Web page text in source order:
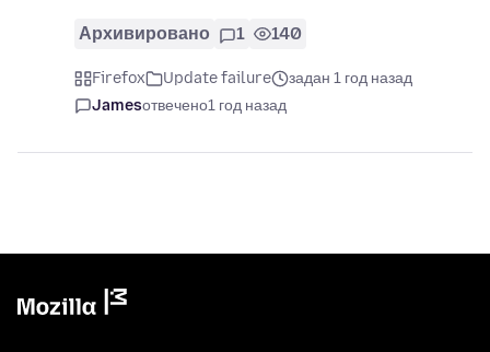
Архивировано 1 140
Firefox Update failure
задан 1 год назад
Jamesотвечено1 год назад